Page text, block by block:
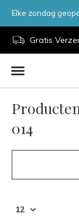
Gratis
Elke zondag
014